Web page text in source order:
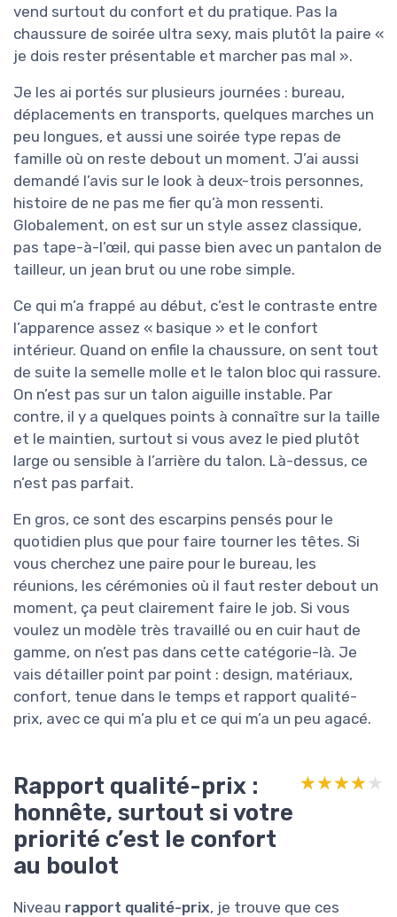
vend surtout du confort et du pratique. Pas la
chaussure de soirée ultra sexy, mais plutôt la paire «
je dois rester présentable et marcher pas mal ».
Je les ai portés sur plusieurs journées : bureau,
déplacements en transports, quelques marches un
peu longues, et aussi une soirée type repas de
famille où on reste debout un moment. J’ai aussi
demandé l’avis sur le look à deux-trois personnes,
histoire de ne pas me fier qu’à mon ressenti.
Globalement, on est sur un style assez classique,
pas tape-à-l’œil, qui passe bien avec un pantalon de
tailleur, un jean brut ou une robe simple.
Ce qui m’a frappé au début, c’est le contraste entre
l’apparence assez « basique » et le confort
intérieur. Quand on enfile la chaussure, on sent tout
de suite la semelle molle et le talon bloc qui rassure.
On n’est pas sur un talon aiguille instable. Par
contre, il y a quelques points à connaître sur la taille
et le maintien, surtout si vous avez le pied plutôt
large ou sensible à l’arrière du talon. Là-dessus, ce
n’est pas parfait.
En gros, ce sont des escarpins pensés pour le
quotidien plus que pour faire tourner les têtes. Si
vous cherchez une paire pour le bureau, les
réunions, les cérémonies où il faut rester debout un
moment, ça peut clairement faire le job. Si vous
voulez un modèle très travaillé ou en cuir haut de
gamme, on n’est pas dans cette catégorie-là. Je
vais détailler point par point : design, matériaux,
confort, tenue dans le temps et rapport qualité-
prix, avec ce qui m’a plu et ce qui m’a un peu agacé.
Rapport qualité-prix :
honnête, surtout si votre
priorité c’est le confort
au boulot
★★★★★
★★★★★
Niveau rapport qualité-prix, je trouve que ces